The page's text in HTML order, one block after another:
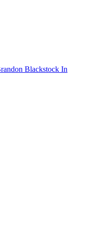
Blackstock In